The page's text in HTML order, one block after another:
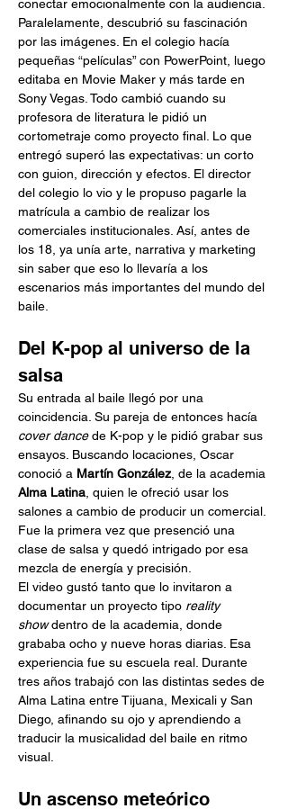
conectar emocionalmente con la audiencia.
Paralelamente, descubrió su fascinación
por las imágenes. En el colegio hacía
pequeñas “películas” con PowerPoint, luego
editaba en Movie Maker y más tarde en
Sony Vegas. Todo cambió cuando su
profesora de literatura le pidió un
cortometraje como proyecto final. Lo que
entregó superó las expectativas: un corto
con guion, dirección y efectos. El director
del colegio lo vio y le propuso pagarle la
matrícula a cambio de realizar los
comerciales institucionales. Así, antes de
los 18, ya unía arte, narrativa y marketing
sin saber que eso lo llevaría a los
escenarios más importantes del mundo del
baile.
Del K-pop al universo de la
salsa
Su entrada al baile llegó por una
coincidencia. Su pareja de entonces hacía
cover dance de K-pop y le pidió grabar sus
ensayos. Buscando locaciones, Oscar
conoció a Martín González , de la academia
Alma Latina , quien le ofreció usar los
salones a cambio de producir un comercial.
Fue la primera vez que presenció una
clase de salsa y quedó intrigado por esa
mezcla de energía y precisión.
El video gustó tanto que lo invitaron a
documentar un proyecto tipo reality
show dentro de la academia, donde
grababa ocho y nueve horas diarias. Esa
experiencia fue su escuela real. Durante
tres años trabajó con las distintas sedes de
Alma Latina entre Tijuana, Mexicali y San
Diego, afinando su ojo y aprendiendo a
traducir la musicalidad del baile en ritmo
visual.
Un ascenso meteórico